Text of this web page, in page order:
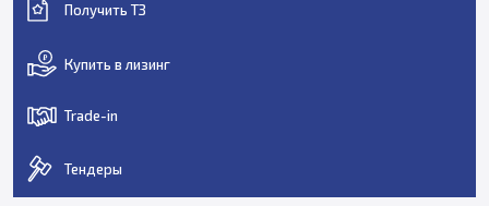
Получить ТЗ
Купить в лизинг
Trade-in
Тендеры